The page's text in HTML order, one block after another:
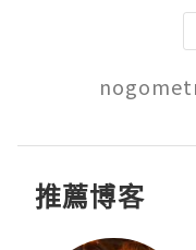
推薦博客